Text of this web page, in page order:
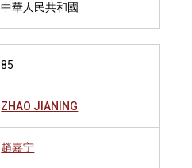
中華人民共和國
85
ZHAO JIANING
趙嘉宁